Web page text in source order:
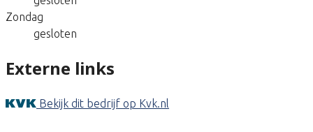
Zondag
gesloten
Externe links
Bekijk dit bedrijf op Kvk.nl